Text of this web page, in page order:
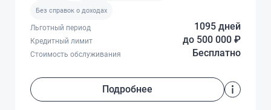
Без справок о доходах
1095 дней
Льготный период
до 500 000 ₽
Кредитный лимит
Бесплатно
Стоимость обслуживания
Подробнее